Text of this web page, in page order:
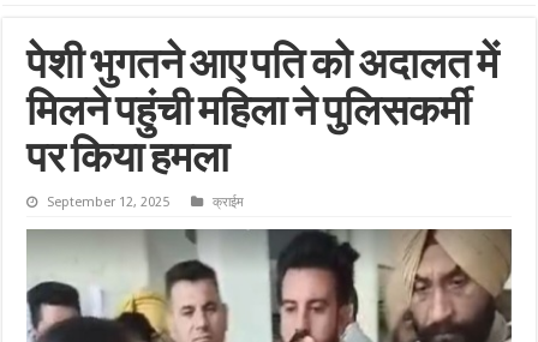
पेशी भुगतने आए पति को अदालत में
मिलने पहुंची महिला ने पुलिसकर्मी
पर किया हमला
September 12, 2025 क्राईम